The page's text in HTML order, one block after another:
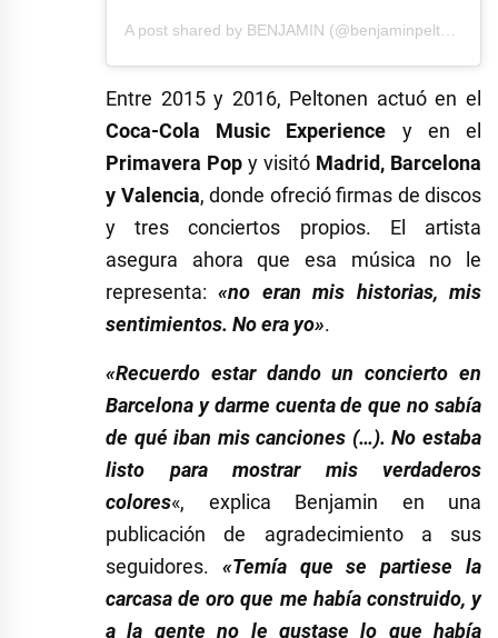
A post shared by BENJAMIN (@benjaminpeltonen) on
Entre 2015 y 2016, Peltonen actuó en el
Coca-Cola Music Experience y en el
Primavera Pop y visitó Madrid, Barcelona
y Valencia, donde ofreció firmas de discos
y tres conciertos propios. El artista
asegura ahora que esa música no le
representa:«no eran mis historias, mis
sentimientos. No era yo».
«Recuerdo estar dando un concierto en
Barcelona y darme cuenta de que no sabía
de qué iban mis canciones (…). No estaba
listo para mostrar mis verdaderos
colores«, explica Benjamin en una
publicación de agradecimiento a sus
seguidores. «Temía que se partiese la
carcasa de oro que me había construido, y
a la gente no le gustase lo que había